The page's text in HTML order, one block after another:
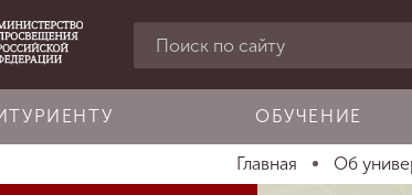
ОБУЧЕНИЕ
Главная Об